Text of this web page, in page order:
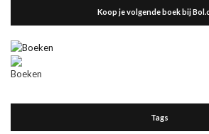
Koop je volgende boek bij
Tags